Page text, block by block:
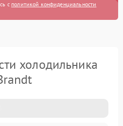
с политикой конфиденциальности
холодильника